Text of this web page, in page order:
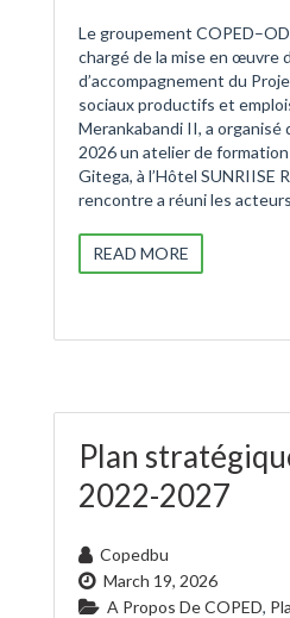
Le groupement
chargé de la mise en œuvre
d’accompagnement du
sociaux productifs et
Merankabandi II, a organisé
2026 un atelier de
Gitega, à l’Hôtel SUNRIISE
rencontre a réuni les
READ MORE
Plan
2022-2027
Copedbu
March 19, 2026
A Propos De COPED,